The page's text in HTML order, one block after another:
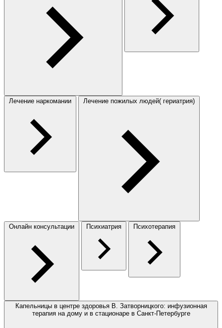
Лечение наркомании Лечение пожилых людей( гериатрия)
Онлайн консультации Психиатрия Психотерапия
Капельницы в центре здоровья В. Затворницкого: инфузионная
терапия на дому и в стационаре в Санкт-Петербурге